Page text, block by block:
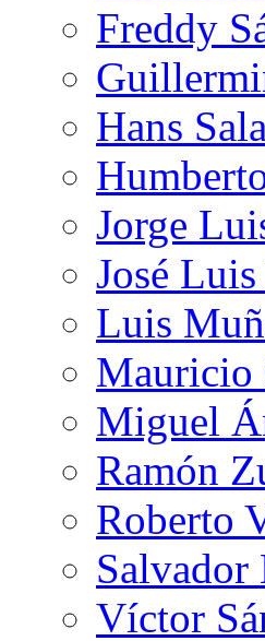
Freddy
Hans
Jorge
José
Luis
Mauricio
Miguel
Ramón
Roberto
Salvador
Víctor